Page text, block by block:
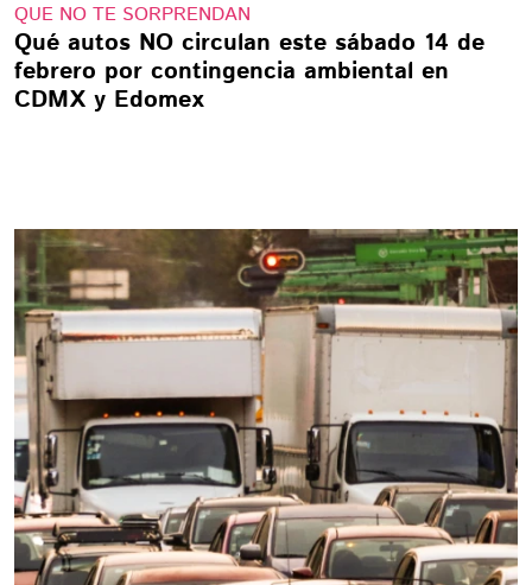
QUE NO TE SORPRENDAN
Qué autos NO circulan este sábado 14 de
febrero por contingencia ambiental en
CDMX y Edomex